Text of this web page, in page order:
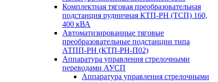
Комплектная тяговая преобразовательная
подстанция рудничная КТП-РН (ТСП) 160,
400 кВА
Автоматизированные тяговые
преобразовательные подстанции типа
АТПП-РН (КТП-РН-П02)
Аппаратура управления стрелочными
переводами АУСП
Аппаратура управления стрелочными